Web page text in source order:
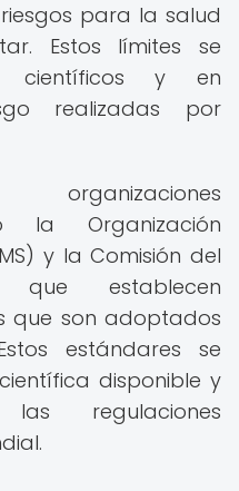
para la salud
Estos límites se
científicos y en
realizadas por
la Organización
y la Comisión del
que establecen
que son adoptados
estándares se
disponible y
regulaciones